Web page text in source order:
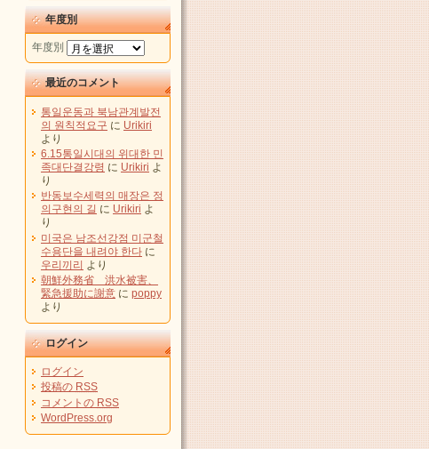
年度別
年度別
最近のコメント
통일운동과 북남관계발전
의 원칙적요구 に Urikiri
より
6.15통일시대의 위대한 민
족대단결강령 に Urikiri よ
り
반동보수세력의 매장은 정
의구현의 길 に Urikiri よ
り
미국은 남조선강점 미군철
수용단을 내려야 한다 に
우리끼리 より
朝鮮外務省 洪水被害、
緊急援助に謝意 に poppy
より
ログイン
ログイン
投稿の RSS
コメントの RSS
WordPress.org